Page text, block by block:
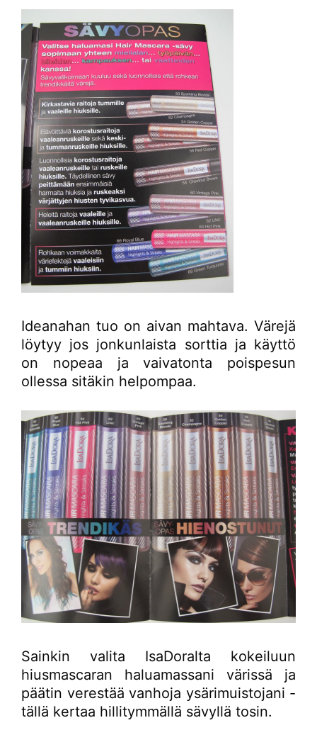
Ideanahan tuo on aivan mahtava. Värejä
löytyy jos jonkunlaista sorttia ja käyttö
on nopeaa ja vaivatonta poispesun
ollessa sitäkin helpompaa.
Sainkin valita IsaDoralta kokeiluun
hiusmascaran haluamassani värissä ja
päätin verestää vanhoja ysärimuistojani -
tällä kertaa hillitymmällä sävyllä tosin.